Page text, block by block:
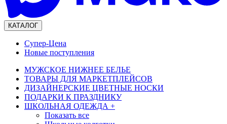
КАТАЛОГ
Супер-Цена
Новые поступления
МУЖСКОЕ НИЖНЕЕ БЕЛЬЕ
ТОВАРЫ ДЛЯ МАРКЕТПЛЕЙСОВ
ДИЗАЙНЕРСКИЕ ЦВЕТНЫЕ НОСКИ
ПОДАРКИ К ПРАЗДНИКУ
ШКОЛЬНАЯ ОДЕЖДА +
Показать все